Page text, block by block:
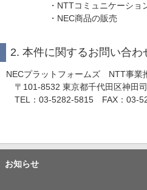
・NTTコミュニケーショ
・NEC商品の販売
2. 本件に関するお問い合わ
NECプラットフォームズ NTT事業
〒101-8532 東京都千代田区神田
TEL：03-5282-5815 FAX：03-
お知らせ